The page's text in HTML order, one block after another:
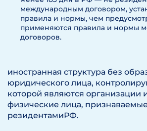
международным договором,
правила и нормы, чем
применяются правила и нормы
договоров.
иностранная структура без
юридического лица,
которой являются организации
физические лица,
резидентамиРФ.